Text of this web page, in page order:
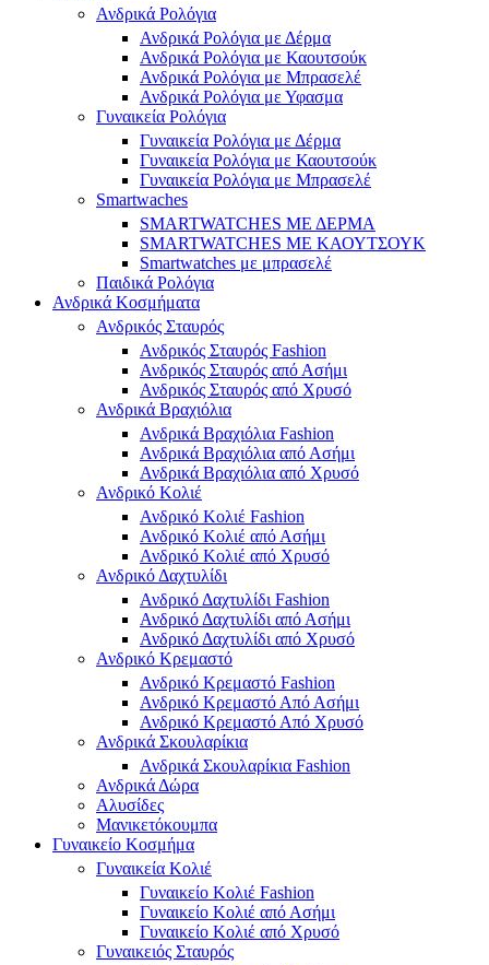
Ανδρικά Ρολόγια
Ανδρικά Ρολόγια με Δέρμα
Ανδρικά Ρολόγια με Καουτσούκ
Ανδρικά Ρολόγια με Μπρασελέ
Ανδρικά Ρολόγια με Υφασμα
Γυναικεία Ρολόγια
Γυναικεία Ρολόγια με Δέρμα
Γυναικεία Ρολόγια με Καουτσούκ
Γυναικεία Ρολόγια με Μπρασελέ
Smartwaches
SMARTWATCHES ΜΕ ΔΕΡΜΑ
SMARTWATCHES ΜΕ ΚΑΟΥΤΣΟΥΚ
Smartwatches με μπρασελέ
Παιδικά Ρολόγια
Ανδρικά Κοσμήματα
Ανδρικός Σταυρός
Ανδρικός Σταυρός Fashion
Ανδρικός Σταυρός από Ασήμι
Ανδρικός Σταυρός από Χρυσό
Ανδρικά Βραχιόλια
Ανδρικά Βραχιόλια Fashion
Ανδρικά Βραχιόλια από Ασήμι
Ανδρικά Βραχιόλια από Χρυσό
Ανδρικό Κολιέ
Ανδρικό Κολιέ Fashion
Ανδρικό Κολιέ από Ασήμι
Ανδρικό Κολιέ από Χρυσό
Ανδρικό Δαχτυλίδι
Ανδρικό Δαχτυλίδι Fashion
Ανδρικό Δαχτυλίδι από Ασήμι
Ανδρικό Δαχτυλίδι από Χρυσό
Ανδρικό Κρεμαστό
Ανδρικό Κρεμαστό Fashion
Ανδρικό Κρεμαστό Από Ασήμι
Ανδρικό Κρεμαστό Από Χρυσό
Ανδρικά Σκουλαρίκια
Ανδρικά Σκουλαρίκια Fashion
Ανδρικά Δώρα
Αλυσίδες
Μανικετόκουμπα
Γυναικείο Κοσμήμα
Γυναικεία Κολιέ
Γυναικείο Κολιέ Fashion
Γυναικείο Κολιέ από Ασήμι
Γυναικείο Κολιέ από Χρυσό
Γυναικειός Σταυρός